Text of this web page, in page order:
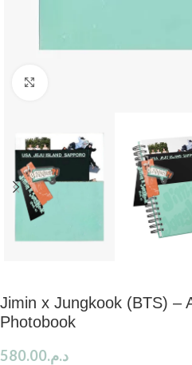
Jimin x Jungkook (BTS) –
Photobook
د.م.580.00